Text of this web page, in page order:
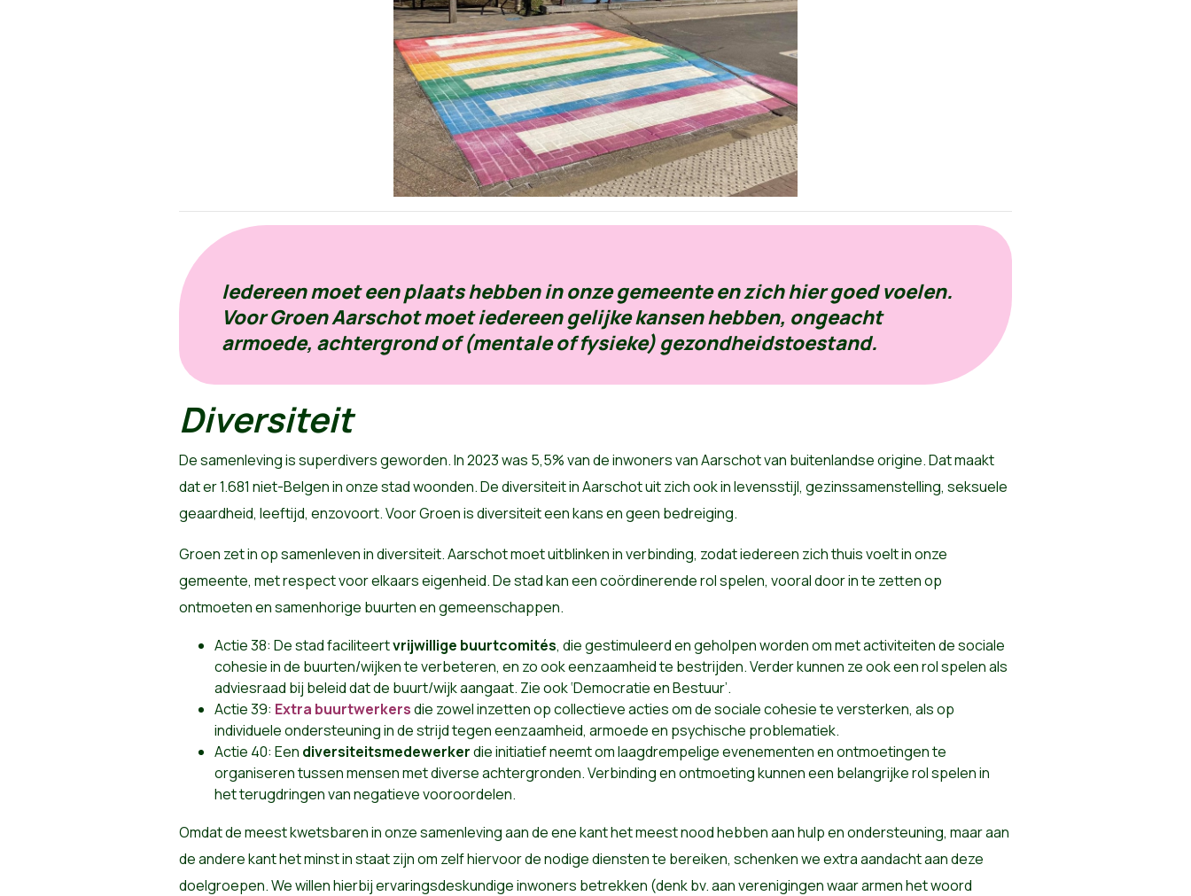
Iedereen moet een plaats hebben in onze gemeente en zich hier goed voelen.
Voor Groen Aarschot moet iedereen gelijke kansen hebben, ongeacht
armoede, achtergrond of (mentale of fysieke) gezondheidstoestand.
Diversiteit
De samenleving is superdivers geworden. In 2023 was 5,5% van de inwoners van Aarschot van buitenlandse origine. Dat maakt
dat er 1.681 niet-Belgen in onze stad woonden. De diversiteit in Aarschot uit zich ook in levensstijl, gezinssamenstelling, seksuele
geaardheid, leeftijd, enzovoort. Voor Groen is diversiteit een kans en geen bedreiging.
Groen zet in op samenleven in diversiteit. Aarschot moet uitblinken in verbinding, zodat iedereen zich thuis voelt in onze
gemeente, met respect voor elkaars eigenheid. De stad kan een coördinerende rol spelen, vooral door in te zetten op
ontmoeten en samenhorige buurten en gemeenschappen.
Actie 38: De stad faciliteertvrijwillige buurtcomités, die gestimuleerd en geholpen worden om met activiteiten de sociale
cohesie in de buurten/wijken te verbeteren, en zo ook eenzaamheid te bestrijden. Verder kunnen ze ook een rol spelen als
adviesraad bij beleid dat de buurt/wijk aangaat. Zie ook ‘Democratie en Bestuur’.
Actie 39: Extra buurtwerkersdie zowel inzetten op collectieve acties om de sociale cohesie te versterken, als op
individuele ondersteuning in de strijd tegen eenzaamheid, armoede en psychische problematiek.
Actie 40: Een diversiteitsmedewerkerdie initiatief neemt om laagdrempelige evenementen en ontmoetingen te
organiseren tussen mensen met diverse achtergronden. Verbinding en ontmoeting kunnen een belangrijke rol spelen in
het terugdringen van negatieve vooroordelen.
Omdat de meest kwetsbaren in onze samenleving aan de ene kant het meest nood hebben aan hulp en ondersteuning, maar aan
de andere kant het minst in staat zijn om zelf hiervoor de nodige diensten te bereiken, schenken we extra aandacht aan deze
doelgroepen. We willen hierbij ervaringsdeskundige inwoners betrekken (denk bv. aan verenigingen waar armen het woord